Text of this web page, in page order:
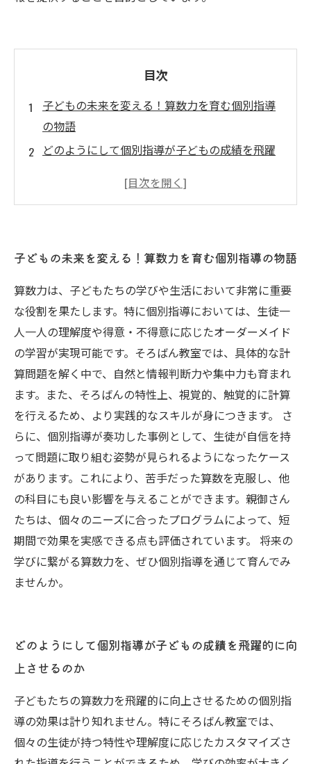
目次
子どもの未来を変える！算数力を育む個別指導
の物語
どのようにして個別指導が子どもの成績を飛躍
そろばん教室での個別指導：子ども一人ひとり
響
保護者必見！個別指導がもたらす算数力アップ
のメリット
個別指導の効果を最大限に引き出すプログラム
の特徴とは
未来の学びを支えるために：個別指導を通じて
得られる新たな可能性
子どもの未来を変える！算数力を育む個別指導の物語
算数力は、子どもたちの学びや生活において非常に重要
な役割を果たします。特に個別指導においては、生徒一
人一人の理解度や得意・不得意に応じたオーダーメイド
の学習が実現可能です。そろばん教室では、具体的な計
算問題を解く中で、自然と情報判断力や集中力も育まれ
ます。また、そろばんの特性上、視覚的、触覚的に計算
を行えるため、より実践的なスキルが身につきます。 さ
らに、個別指導が奏功した事例として、生徒が自信を持
って問題に取り組む姿勢が見られるようになったケース
があります。これにより、苦手だった算数を克服し、他
の科目にも良い影響を与えることができます。親御さん
たちは、個々のニーズに合ったプログラムによって、短
期間で効果を実感できる点も評価されています。 将来の
学びに繋がる算数力を、ぜひ個別指導を通じて育んでみ
ませんか。
どのようにして個別指導が子どもの成績を飛躍的に向
上させるのか
子どもたちの算数力を飛躍的に向上させるための個別指
導の効果は計り知れません。特にそろばん教室では、
個々の生徒が持つ特性や理解度に応じたカスタマイズさ